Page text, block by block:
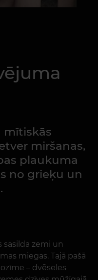
mītiskās
miršanas,
plaukuma
no grieķu un
sasilda zemi un
miegas. Tajā pašā
– dvēseles